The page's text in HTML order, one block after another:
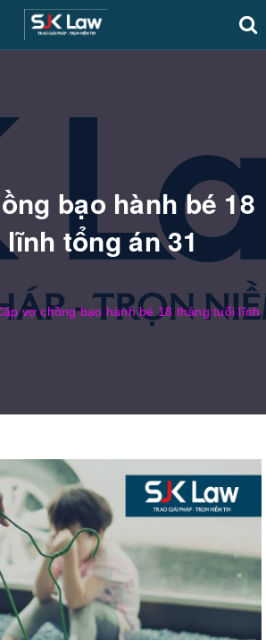
bạo hành bé 18
tổng án 31
vợ chồng bạo hành bé 18 tháng tuổi lĩnh